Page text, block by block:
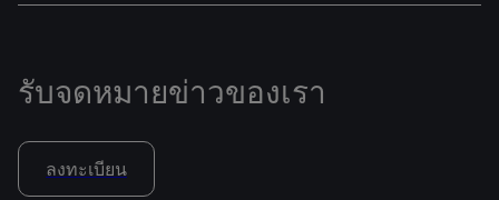
รับจดหมายข่าวของเรา
ลงทะเบียน